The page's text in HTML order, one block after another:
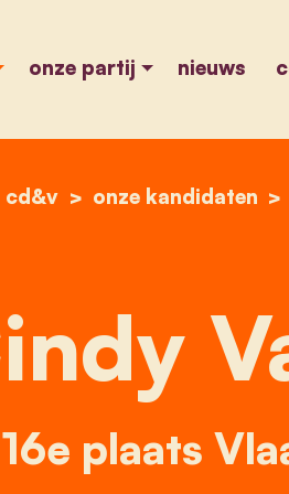
onze partij nieuws
cd&v onze kandidaten
16e plaats